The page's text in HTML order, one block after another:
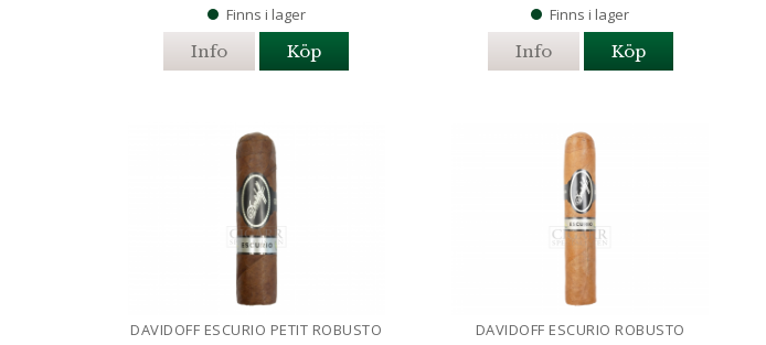
Finns i lager
Info Köp
Finns i lager
Info Köp
DAVIDOFF ESCURIO PETIT ROBUSTO DAVIDOFF ESCURIO ROBUSTO